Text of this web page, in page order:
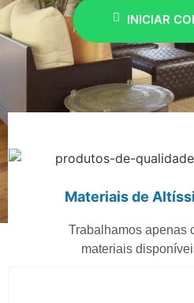
INICIAR
Materiais de
Trabalhamos apenas
materiais